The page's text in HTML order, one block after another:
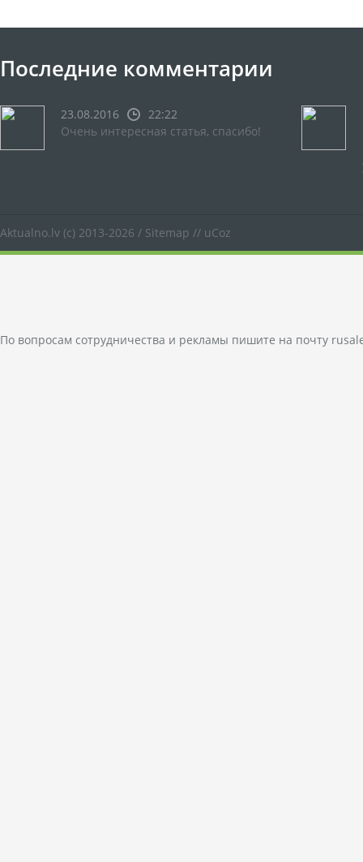
Последние комментарии
23.08.2016
22:22
Очень интересная статья, спасибо!
Aktualno.lv (c) 2013-2026 / Sitemap // uCoz
По вопросам сотрудничества и рекламы пишите на почту